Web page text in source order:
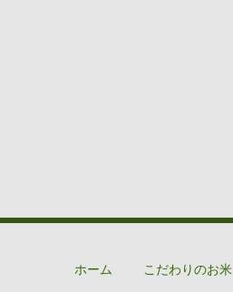
ホーム こだわりのお米